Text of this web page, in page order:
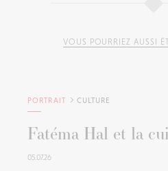
VOUS POURRIEZ AUSSI
PORTRAIT CULTURE
Fatéma Hal et la
05.07.26